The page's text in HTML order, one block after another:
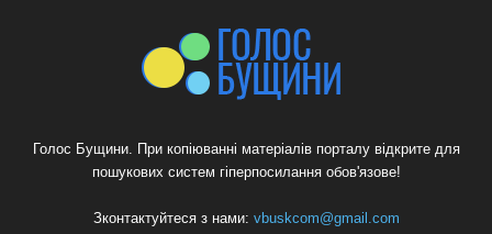
Голос Бущини. При копіюванні матеріалів порталу відкрите для
пошукових систем гіперпосилання обов'язове!
Зконтактуйтеся з нами: vbuskcom@gmail.com